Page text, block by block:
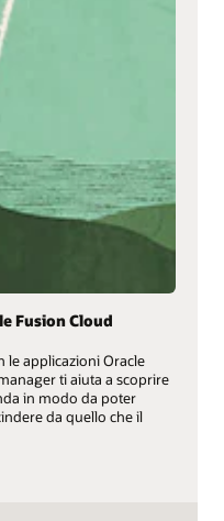
Fusion Cloud
le applicazioni Oracle
ti aiuta a scoprire
in modo da poter
da quello che il